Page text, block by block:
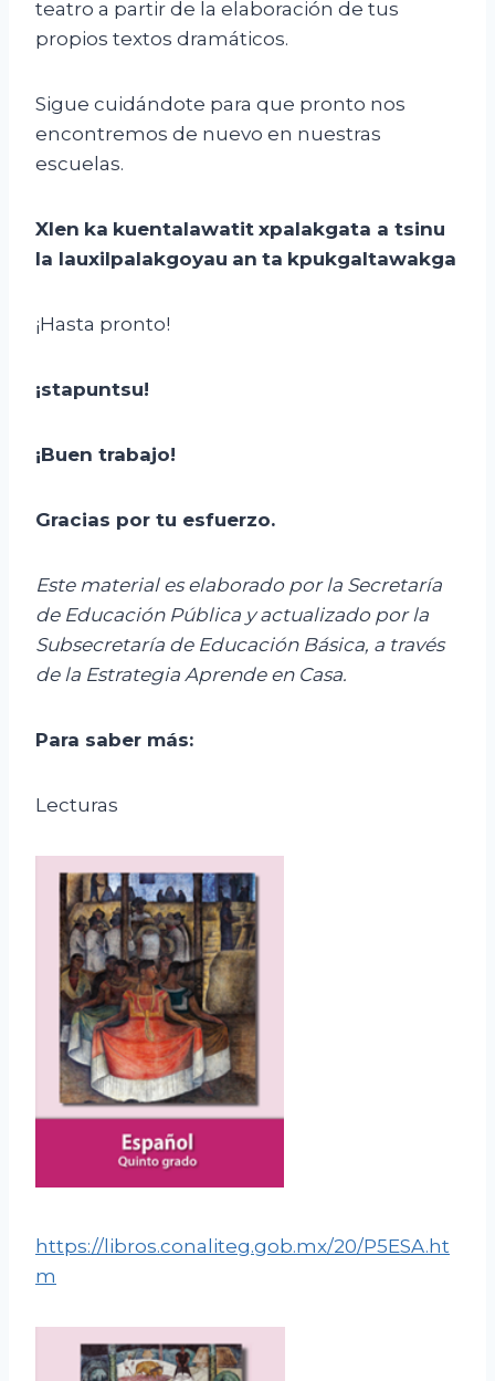
teatro a partir de la elaboración de tus
propios textos dramáticos.
Sigue cuidándote para que pronto nos
encontremos de nuevo en nuestras
escuelas.
Xlen ka kuentalawatit xpalakgata a tsinu
la lauxilpalakgoyau an ta kpukgaltawakga
¡Hasta pronto!
¡stapuntsu!
¡Buen trabajo!
Gracias por tu esfuerzo.
Este material es elaborado por la Secretaría
de Educación Pública y actualizado por la
Subsecretaría de Educación Básica, a través
de la Estrategia Aprende en Casa.
Para saber más:
Lecturas
https://libros.conaliteg.gob.mx/20/P5ESA.ht
m